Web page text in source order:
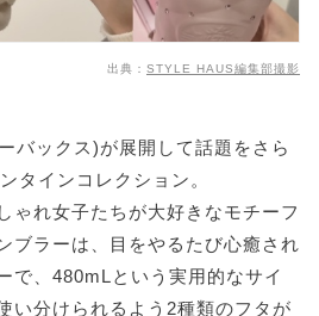
出典： STYLE HAUS編集部撮影
バックス)が展開して話題をさら
タインコレクション。
ゃれ女子たちが大好きなモチーフ
ブラーは、目をやるたび心癒され
で、480mLという実用的なサイ
い分けられるよう2種類のフタが